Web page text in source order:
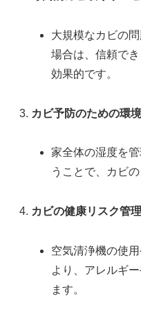
大規模なカビの
場合は、信頼で
効果的です。
カビ予防のための環
家全体の湿度を
うことで、カビ
カビの健康リスク管理
空気清浄機の使
より、アレルギ
ます。